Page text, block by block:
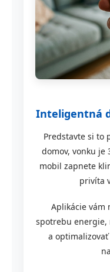
Inteligentná
Predstavte si to
domov, vonku je
mobil zapnete
privíta
Aplikácie vám
spotrebu energie,
a